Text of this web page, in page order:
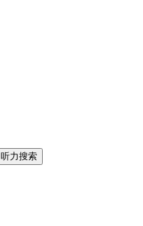
听力搜索